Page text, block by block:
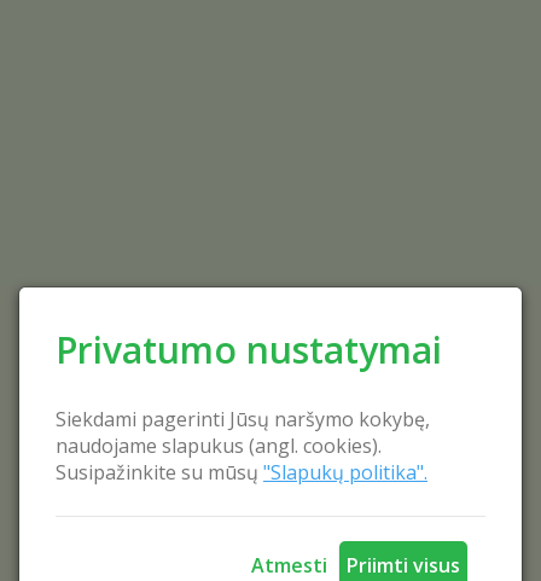
Privatumo nustatymai
Siekdami pagerinti Jūsų naršymo kokybę,
naudojame slapukus (angl. cookies).
Susipažinkite su mūsų "Slapukų politika".
Atmesti Priimti visus